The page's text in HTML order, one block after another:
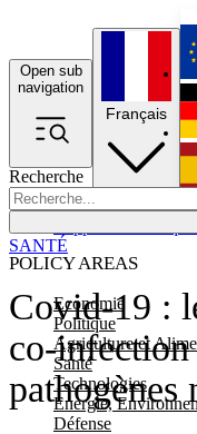
Open sub
navigation
Recherche
POLICY AREAS
Economie
Politique
Agriculture et
Santé
Technologies
Energie,
Défense
Français
Covid-19 :
co-infection
pathogènes
SANTÉ